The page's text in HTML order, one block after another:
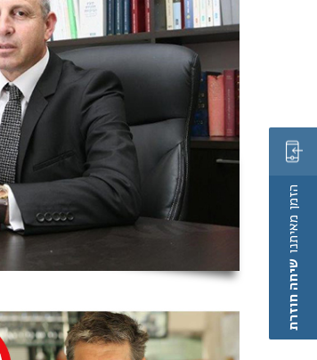
הזמן מאיתנו
שיחה חוזרת